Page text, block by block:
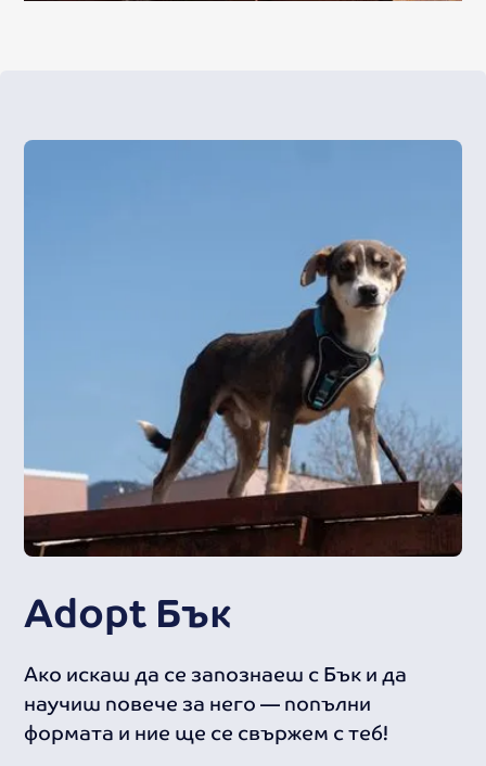
Adopt Бък
Ако искаш да се запознаеш с Бък и да
научиш повече за него — попълни
формата и ние ще се свържем с теб!